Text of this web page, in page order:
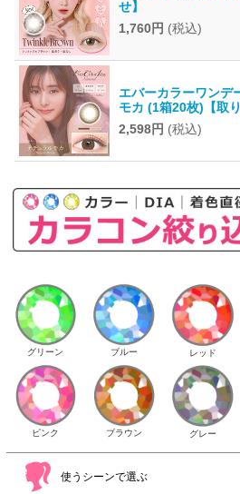
せ】
1,760円 (税込)
エバーカラーワンデ
モカ (1箱20枚)【取り
2,598円 (税込)
グリーン ブルー レッド
ピンク ブラウン グレー
使うシーンで選ぶ